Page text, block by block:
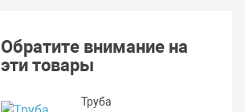
Обратите внимание на
эти товары
Труба